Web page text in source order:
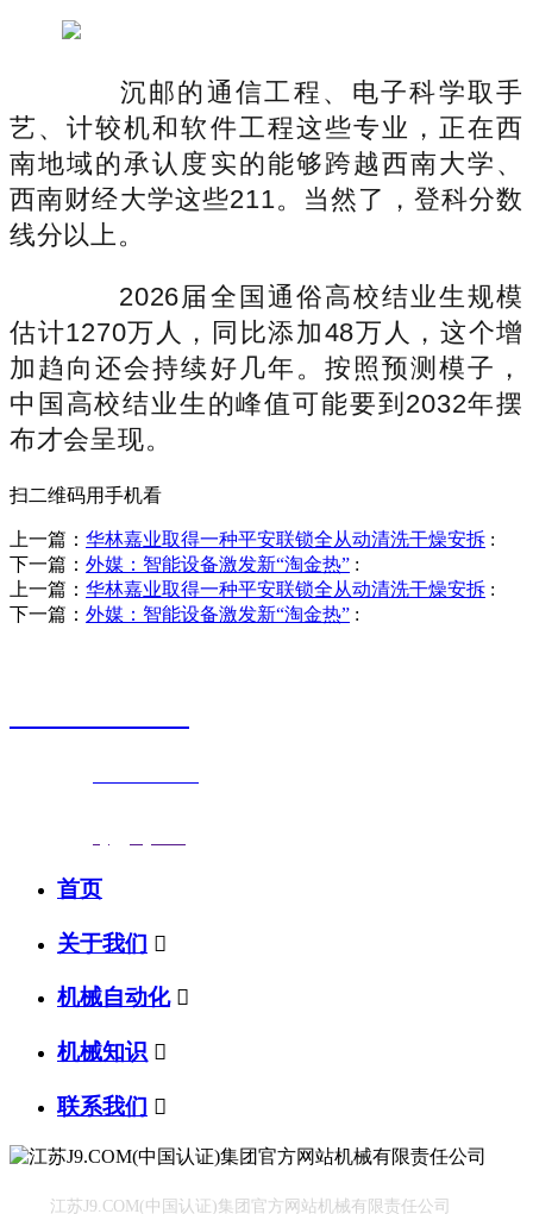
沉邮的通信工程、电子科学取手
艺、计较机和软件工程这些专业，正在西
南地域的承认度实的能够跨越西南大学、
西南财经大学这些211。当然了，登科分数
线分以上。
2026届全国通俗高校结业生规模
估计1270万人，同比添加48万人，这个增
加趋向还会持续好几年。按照预测模子，
中国高校结业生的峰值可能要到2032年摆
布才会呈现。
扫二维码用手机看
上一篇： 华林嘉业取得一种平安联锁全从动清洗干燥安拆 :
下一篇： 外媒：智能设备激发新“淘金热” :
上一篇： 华林嘉业取得一种平安联锁全从动清洗干燥安拆 :
下一篇： 外媒：智能设备激发新“淘金热” :
首页
关于我们 
机械自动化 
机械知识 
联系我们 
江苏J9.COM(中国认证)集团官方网站机械有限责任公司